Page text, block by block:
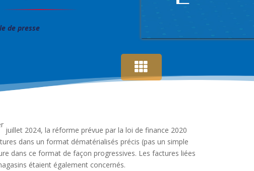
de presse
juillet 2024, la réforme prévue par la loi de finance 2020
dans un format dématérialisés précis (pas un simple
dans ce format de façon progressives. Les factures liées
étaient également concernés.